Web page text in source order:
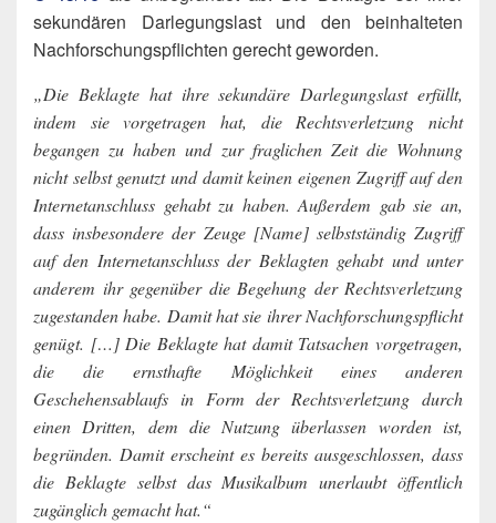
sekundären Darlegungslast und den beinhalteten
Nachforschungspflichten gerecht geworden.
„Die Beklagte hat ihre sekundäre Darlegungslast erfüllt,
indem sie vorgetragen hat, die Rechtsverletzung nicht
begangen zu haben und zur fraglichen Zeit die Wohnung
nicht selbst genutzt und damit keinen eigenen Zugriff auf den
Internetanschluss gehabt zu haben. Außerdem gab sie an,
dass insbesondere der Zeuge [Name] selbstständig Zugriff
auf den Internetanschluss der Beklagten gehabt und unter
anderem ihr gegenüber die Begehung der Rechtsverletzung
zugestanden habe. Damit hat sie ihrer Nachforschungspflicht
genügt. […] Die Beklagte hat damit Tatsachen vorgetragen,
die die ernsthafte Möglichkeit eines anderen
Geschehensablaufs in Form der Rechtsverletzung durch
einen Dritten, dem die Nutzung überlassen worden ist,
begründen. Damit erscheint es bereits ausgeschlossen, dass
die Beklagte selbst das Musikalbum unerlaubt öffentlich
zugänglich gemacht hat.“